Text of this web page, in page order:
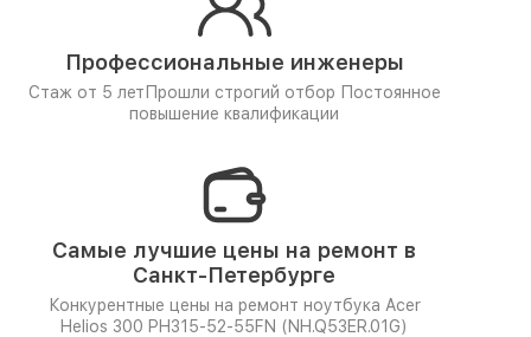
Профессиональные инженеры
Стаж от 5 лет Прошли строгий отбор Постоянное
повышение квалификации
Самые лучшие цены на ремонт в
Санкт-Петербурге
Конкурентные цены на ремонт ноутбука Acer
Helios 300 PH315-52-55FN (NH.Q53ER.01G)